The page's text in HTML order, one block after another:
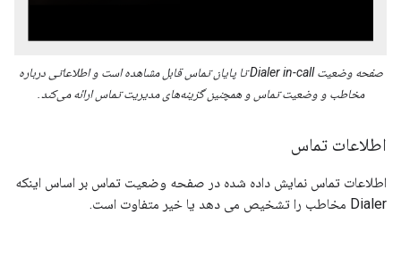
صفحه وضعیت Dialer in-call تا پایان تماس قابل مشاهده است و اطلاعاتی درباره
مخاطب و وضعیت تماس و همچنین گزینه‌های مدیریت تماس ارائه می‌کند.
اطلاعات تماس
اطلاعات تماس نمایش داده شده در صفحه وضعیت تماس بر اساس اینکه
Dialer مخاطب را تشخیص می دهد یا خیر متفاوت است.